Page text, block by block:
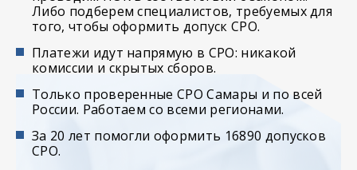
Либо подберем специалистов, требуемых для
того, чтобы оформить допуск СРО.
Платежи идут напрямую в СРО: никакой
комиссии и скрытых сборов.
Только проверенные СРО Самары и по всей
России. Работаем со всеми регионами.
За 20 лет помогли оформить 16890 допусков
СРО.